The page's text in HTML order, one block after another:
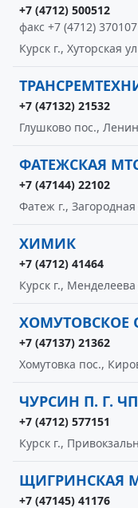
+7 (4712) 500512
факс +7 (4712) 370107
Курск г., Хуторская
+7 (47132) 21532
Глушково пос.,
ФАТЕЖСКАЯ
+7 (47144) 22102
Фатеж г.,
ХИМИК
+7 (4712) 41464
Курск г.,
ХОМУТОВСКОЕ
+7 (47137) 21362
Хомутовка пос.,
ЧУРСИН П. Г. ЧП
+7 (4712) 577151
Курск г.,
ЩИГРИНСКАЯ
+7 (47145) 41176